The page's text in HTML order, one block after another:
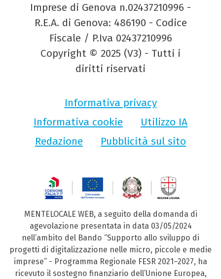
Imprese di Genova n.02437210996 -
R.E.A. di Genova: 486190 - Codice
Fiscale / P.Iva 02437210996
Copyright © 2025 (V3) - Tutti i
diritti riservati
Informativa privacy
Informativa cookie
Utilizzo IA
Redazione
Pubblicità sul sito
MENTELOCALE WEB, a seguito della domanda di
agevolazione presentata in data 03/05/2024
nell’ambito del Bando “Supporto allo sviluppo di
progetti di digitalizzazione nelle micro, piccole e medie
imprese” - Programma Regionale FESR 2021–2027, ha
ricevuto il sostegno finanziario dell’Unione Europea,